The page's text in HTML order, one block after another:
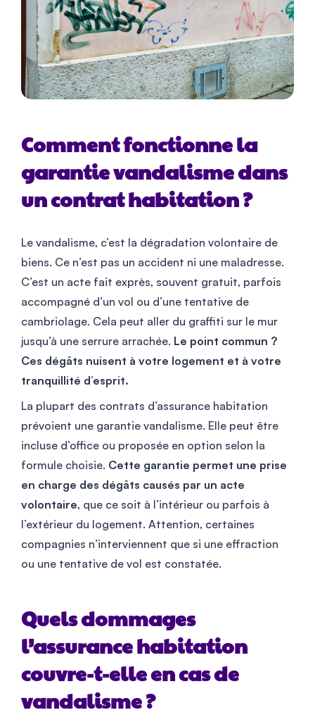
Comment fonctionne la
garantie vandalisme dans
un contrat habitation ?
Le vandalisme, c’est la dégradation volontaire de
biens. Ce n’est pas un accident ni une maladresse.
C’est un acte fait exprès, souvent gratuit, parfois
accompagné d’un vol ou d’une tentative de
cambriolage. Cela peut aller du graffiti sur le mur
jusqu’à une serrure arrachée. Le point commun ?
Ces dégâts nuisent à votre logement et à votre
tranquillité d’esprit.
La plupart des contrats d’assurance habitation
prévoient une garantie vandalisme. Elle peut être
incluse d’office ou proposée en option selon la
formule choisie. Cette garantie permet une prise
en charge des dégâts causés par un acte
volontaire, que ce soit à l’intérieur ou parfois à
l’extérieur du logement. Attention, certaines
compagnies n’interviennent que si une effraction
ou une tentative de vol est constatée.
Quels dommages
l’assurance habitation
couvre-t-elle en cas de
vandalisme ?